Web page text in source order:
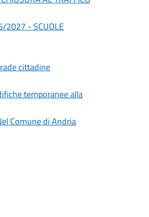
2027 - SCUOLE
cittadine
temporanee alla
Comune di Andria